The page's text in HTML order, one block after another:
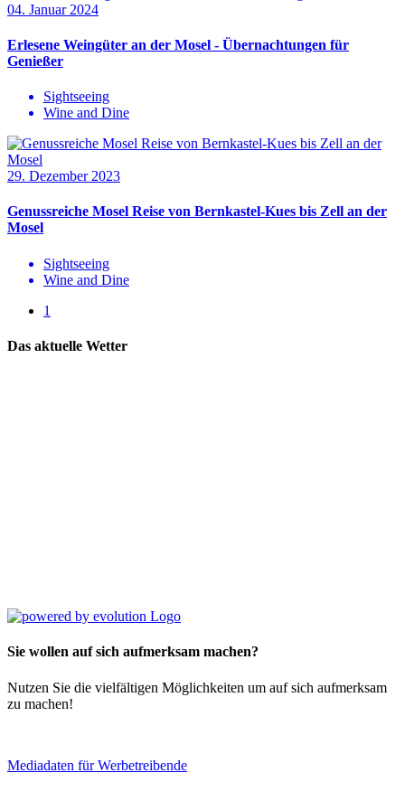
04. Januar 2024
Erlesene Weingüter an der Mosel - Übernachtungen für
Genießer
Sightseeing
Wine and Dine
29. Dezember 2023
Genussreiche Mosel Reise von Bernkastel-Kues bis Zell an der
Mosel
Sightseeing
Wine and Dine
1
Das aktuelle Wetter
Sie wollen auf sich aufmerksam machen?
Nutzen Sie die vielfältigen Möglichkeiten um auf sich aufmerksam
zu machen!
Mediadaten für Werbetreibende